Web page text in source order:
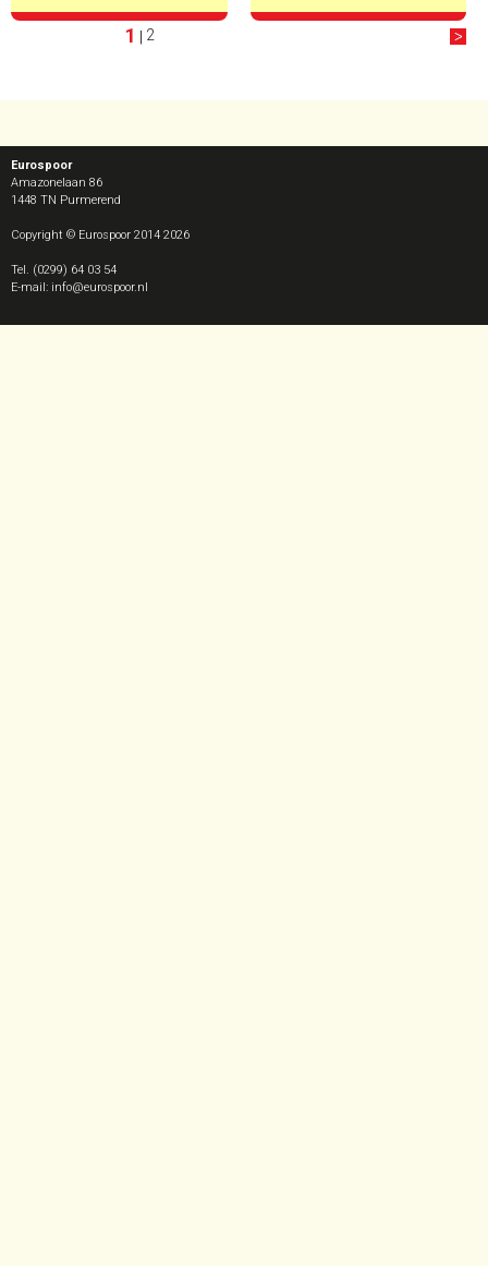
1 2
Eurospoor
Amazonelaan 86
1448 TN Purmerend
Copyright © Eurospoor 2014 2026
Tel. (0299) 64 03 54
E-mail: info@eurospoor.nl